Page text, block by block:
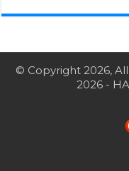
© Copyright 2026,
2026-